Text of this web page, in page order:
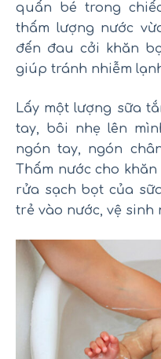
quấn bé trong
thấm lượng nước
đến đau cởi khăn
giúp tránh nhiễm
Lấy một lượng sữa
tay, bôi nhẹ lên
ngón tay, ngón
Thấm nước cho
rửa sạch bọt của
trẻ vào nước, vệ sinh